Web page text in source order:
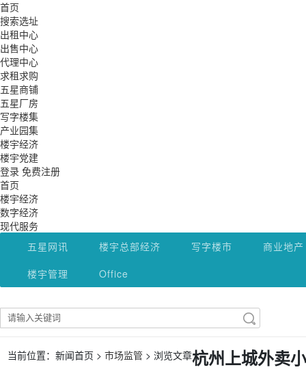
首页
搜索选址
出租中心
出售中心
代理中心
求租求购
五星商铺
五星厂房
写字楼集
产业园集
楼宇经济
楼宇党建
登录 免费注册
首页
楼宇经济
数字经济
现代服务
楼宇党建五星网讯 楼宇总部经济 写字楼市
商业地产
楼宇管理
Office
当前位置：新闻首页 > 市场监管 > 浏览文章杭州上城外卖